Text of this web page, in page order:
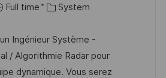
o
t
e
d
Full time
C
t
e
g
System
Ingénieur Système -
/ Algorithmie Radar pour
dynamique. Vous serez